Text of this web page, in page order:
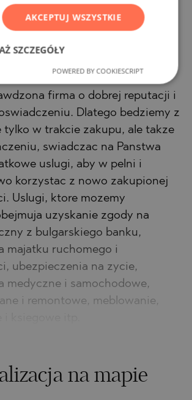
informacji dotyczacych
i metod platnosci.
i obsluga
firma o dobrej reputacji i
Dlatego bedziemy z
tylko w trakcie zakupu, ale takze
swiadczac na Panstwa
uslugi, aby w pelni i
korzystac z nowo zakupionej
Uslugi, ktore mozemy
uzyskanie zgody na
z bulgarskiego banku,
majatku ruchomego i
ubezpieczenia na zycie,
medyczne i samochodowe,
i remontowe, meblowanie,
na mapie
AKCEPTUJ WSZYSTKIE
SZCZEGÓŁY
POWERED BY COOKIESCRIPT